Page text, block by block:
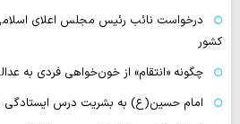
درخواست نائب رئیس مجلس اعلای
کشور
چگونه «انتقام» از خون‌خواهی فردی به
امام حسین(ع) به بشریت درس ایستادگی